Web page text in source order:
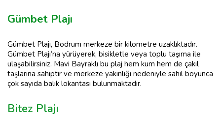
Gümbet Plajı
Gümbet Plajı, Bodrum merkeze bir kilometre uzaklıktadır.
Gümbet Plajı‘na yürüyerek, bisikletle veya toplu taşıma ile
ulaşabilirsiniz. Mavi Bayraklı bu plaj hem kum hem de çakıl
taşlarına sahiptir ve merkeze yakınlığı nedeniyle sahil boyunca
çok sayıda balık lokantası bulunmaktadır.
Bitez Plajı